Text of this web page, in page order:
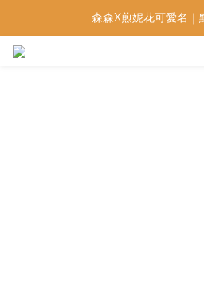
低鈉燉飯燉麵回歸
森森X煎妮花可愛名